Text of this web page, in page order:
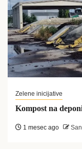
Zelene inicijative
Kompost na
1 mesec ago